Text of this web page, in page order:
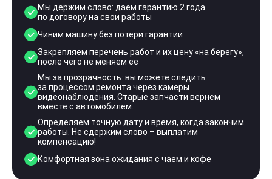
Мы держим слово: даем гарантию 2 года
по договору на свои работы
Чиним машину без потери гарантии
Закрепляем перечень работ и их цену «на берегу»,
после чего не меняем ее
Мы за прозрачность: вы можете следить
за процессом ремонта через камеры
видеонаблюдения. Старые запчасти вернем
вместе с автомобилем.
Определяем точную дату и время, когда закончим
работы. Не сдержим слово – выплатим
компенсацию!
Комфортная зона ожидания с чаем и кофе